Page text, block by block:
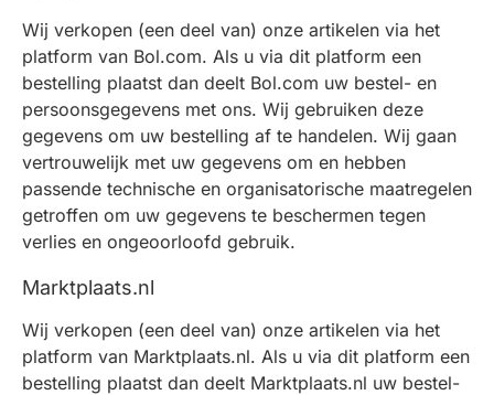
Wij verkopen (een deel van) onze artikelen via het
platform van Bol.com. Als u via dit platform een
bestelling plaatst dan deelt Bol.com uw bestel- en
persoonsgegevens met ons. Wij gebruiken deze
gegevens om uw bestelling af te handelen. Wij gaan
vertrouwelijk met uw gegevens om en hebben
passende technische en organisatorische maatregelen
getroffen om uw gegevens te beschermen tegen
verlies en ongeoorloofd gebruik.
Marktplaats.nl
Wij verkopen (een deel van) onze artikelen via het
platform van Marktplaats.nl. Als u via dit platform een
bestelling plaatst dan deelt Marktplaats.nl uw bestel-